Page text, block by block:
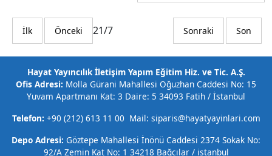
İlk Önceki 21/7 Sonraki Son
Hayat Yayıncılık İletişim Yapım Eğitim Hiz. ve Tic. A.Ş.
Ofis Adresi: Molla Gürani Mahallesi Oğuzhan Caddesi No: 15
Yuvam Apartmanı Kat: 3 Daire: 5 34093 Fatih / İstanbul
Telefon: +90 (212) 613 11 00 Mail: siparis@hayatyayinlari.com
Depo Adresi: Göztepe Mahallesi İnönü Caddesi 2374 Sokak No:
92/A Zemin Kat No: 1 34218 Bağcılar / istanbul